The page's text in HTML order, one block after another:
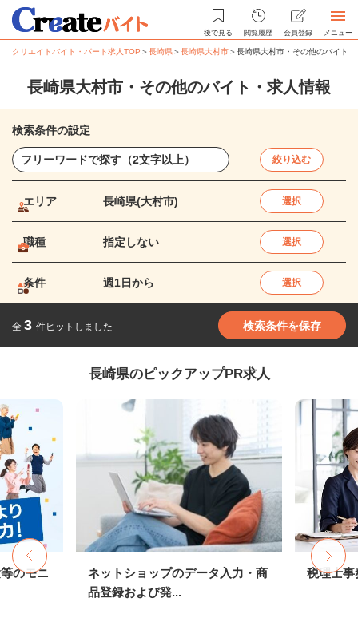
後で見る 閲覧履歴 会員登録 メニュー
クリエイトバイト・パート求人TOP ＞長崎県＞長崎県大村市＞長崎県大村市・その他のバイト
長崎県大村市・その他のバイト・求人情報
検索条件の設定
絞り込む
エリア 長崎県(大村市) 選択
職種 指定しない 選択
条件 週1日から 選択
全 3 件ヒットしました 検索条件を保存
長崎県のピックアップPR求人
のモニ
ネットショップのデータ入力・商
品登録および発...
税理士事